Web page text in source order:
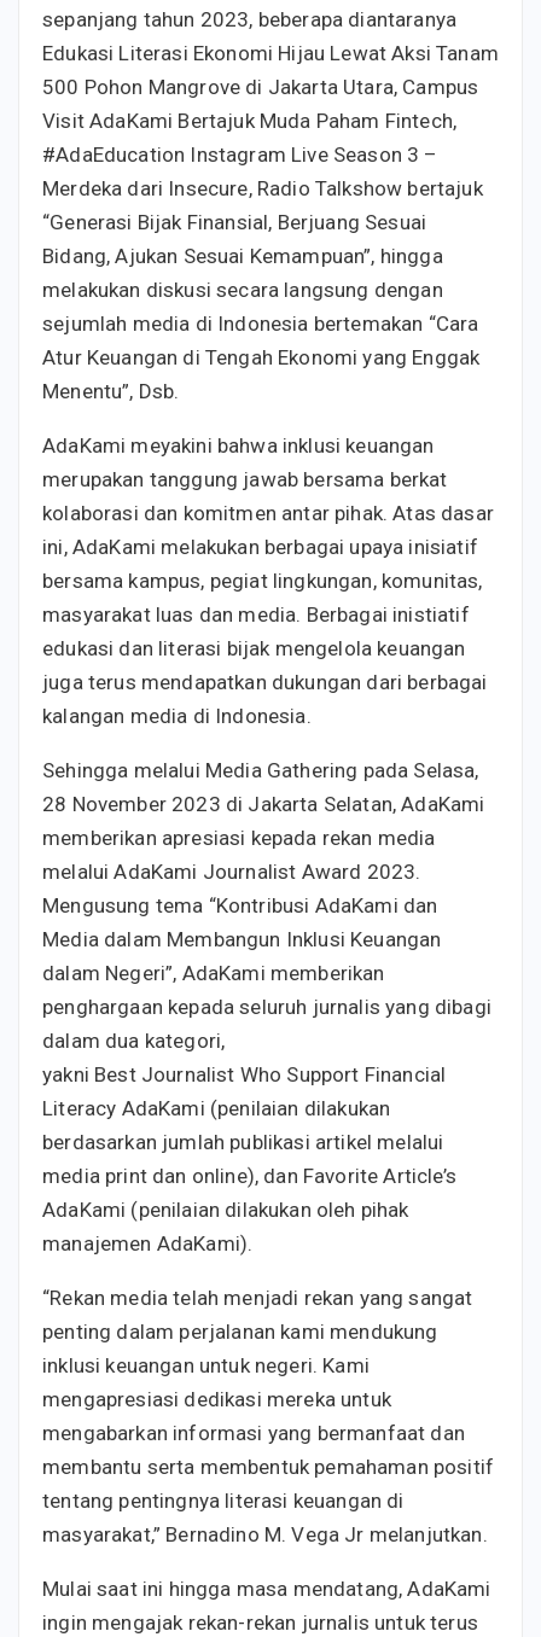
sepanjang tahun 2023, beberapa diantaranya
Edukasi Literasi Ekonomi Hijau Lewat Aksi Tanam
500 Pohon Mangrove di Jakarta Utara, Campus
Visit AdaKami Bertajuk Muda Paham Fintech,
#AdaEducation Instagram Live Season 3 –
Merdeka dari Insecure, Radio Talkshow bertajuk
“Generasi Bijak Finansial, Berjuang Sesuai
Bidang, Ajukan Sesuai Kemampuan”, hingga
melakukan diskusi secara langsung dengan
sejumlah media di Indonesia bertemakan “Cara
Atur Keuangan di Tengah Ekonomi yang Enggak
Menentu”, Dsb.
AdaKami meyakini bahwa inklusi keuangan
merupakan tanggung jawab bersama berkat
kolaborasi dan komitmen antar pihak. Atas dasar
ini, AdaKami melakukan berbagai upaya inisiatif
bersama kampus, pegiat lingkungan, komunitas,
masyarakat luas dan media. Berbagai inistiatif
edukasi dan literasi bijak mengelola keuangan
juga terus mendapatkan dukungan dari berbagai
kalangan media di Indonesia.
Sehingga melalui Media Gathering pada Selasa,
28 November 2023 di Jakarta Selatan, AdaKami
memberikan apresiasi kepada rekan media
melalui AdaKami Journalist Award 2023.
Mengusung tema “Kontribusi AdaKami dan
Media dalam Membangun Inklusi Keuangan
dalam Negeri”, AdaKami memberikan
penghargaan kepada seluruh jurnalis yang dibagi
dalam dua kategori,
yakni Best Journalist Who Support Financial
Literacy AdaKami (penilaian dilakukan
berdasarkan jumlah publikasi artikel melalui
media print dan online), dan Favorite Article’s
AdaKami (penilaian dilakukan oleh pihak
manajemen AdaKami).
“Rekan media telah menjadi rekan yang sangat
penting dalam perjalanan kami mendukung
inklusi keuangan untuk negeri. Kami
mengapresiasi dedikasi mereka untuk
mengabarkan informasi yang bermanfaat dan
membantu serta membentuk pemahaman positif
tentang pentingnya literasi keuangan di
masyarakat,” Bernadino M. Vega Jr melanjutkan.
Mulai saat ini hingga masa mendatang, AdaKami
ingin mengajak rekan-rekan jurnalis untuk terus